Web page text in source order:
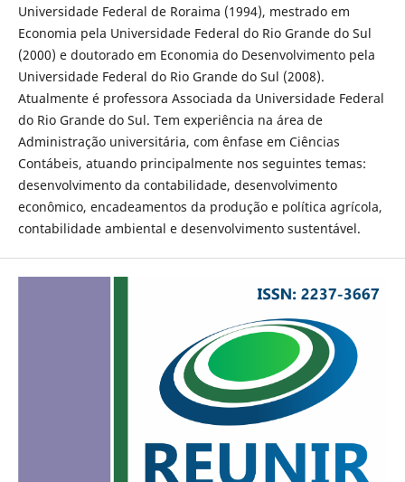
Universidade Federal de Roraima (1994), mestrado em
Economia pela Universidade Federal do Rio Grande do Sul
(2000) e doutorado em Economia do Desenvolvimento pela
Universidade Federal do Rio Grande do Sul (2008).
Atualmente é professora Associada da Universidade Federal
do Rio Grande do Sul. Tem experiência na área de
Administração universitária, com ênfase em Ciências
Contábeis, atuando principalmente nos seguintes temas:
desenvolvimento da contabilidade, desenvolvimento
econômico, encadeamentos da produção e política agrícola,
contabilidade ambiental e desenvolvimento sustentável.